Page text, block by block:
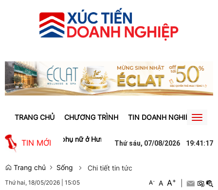
TRANG CHỦ CHƯƠNG TRÌNH TIN DOANH NGHIỆP Toggle
TIN MỚI
Lai Người phụ nữ ở Hưng Yên suýt bị mất gần 30 triệu đồng
Thứ sáu, 07/08/2026 19:41 :18
Trang chủ Sống Chi tiết tin tức
Thứ hai, 18/05/2026 15:05 A- A A+